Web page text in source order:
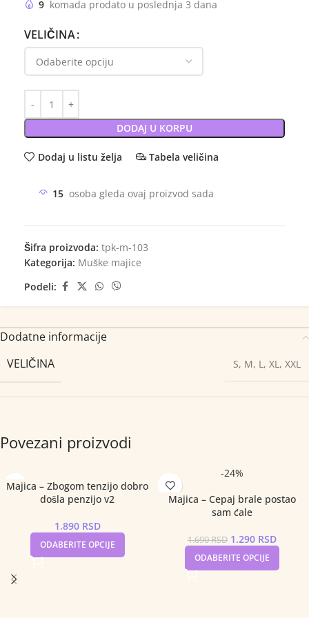
9 komada prodato u poslednja 3 dana
VELIČINA
DODAJ U KORPU
Dodaj u listu želja Tabela veličina
15 osoba gleda ovaj proizvod sada
Šifra proizvoda: tpk-m-103
Kategorija: Muške majice
Podeli:
Dodatne informacije
VELIČINA
S, M, L, XL, XXL
Povezani proizvodi
Majica – Zbogom tenzijo dobro
došla penzijo v2
1.890 RSD
ODABERITE OPCIJE
-24%
Majica – Cepaj brale postao
sam ćale
1.690RSD 1.290 RSD
ODABERITE OPCIJE